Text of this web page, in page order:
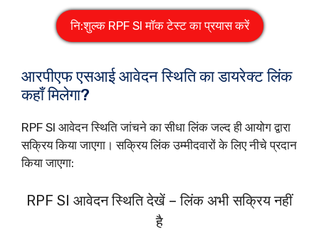
नि:शुल्क RPF SI मॉक टेस्ट का प्रयास करें
आरपीएफ एसआई आवेदन स्थिति का डायरेक्ट लिंक
कहाँ मिलेगा?
RPF SI आवेदन स्थिति जांचने का सीधा लिंक जल्द ही आयोग द्वारा
सक्रिय किया जाएगा। सक्रिय लिंक उम्मीदवारों के लिए नीचे प्रदान
किया जाएगा:
RPF SI आवेदन स्थिति देखें – लिंक अभी सक्रिय नहीं
है